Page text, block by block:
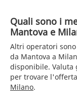
Quali sono i
Mantova e
Altri operatori
da Mantova a
disponibile.
per trovare
Milano.